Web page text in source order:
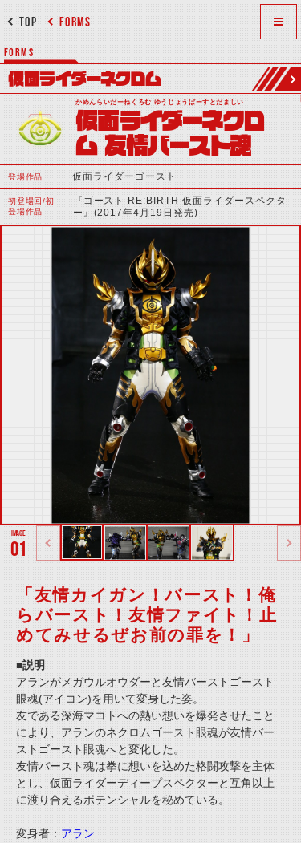
FORMS
TOP
FORMS
仮面ライダーネクロム
かめんらいだーねくろむ ゆうじょうばーすとだましい
仮面ライダーネクロ
ム 友情バースト魂
登場作品 仮面ライダーゴースト
初登場回/初
登場作品
『ゴースト RE:BIRTH 仮面ライダースペクタ
ー』(2017年4月19日発売)
01
「友情カイガン！バースト！俺
らバースト！友情ファイト！止
めてみせるぜお前の罪を！」
■説明
アランがメガウルオウダーと友情バーストゴースト
眼魂(アイコン)を用いて変身した姿。
友である深海マコトへの熱い想いを爆発させたこと
により、アランのネクロムゴースト眼魂が友情バー
ストゴースト眼魂へと変化した。
友情バースト魂は拳に想いを込めた格闘攻撃を主体
とし、仮面ライダーディープスペクターと互角以上
に渡り合えるポテンシャルを秘めている。
変身者： アラン